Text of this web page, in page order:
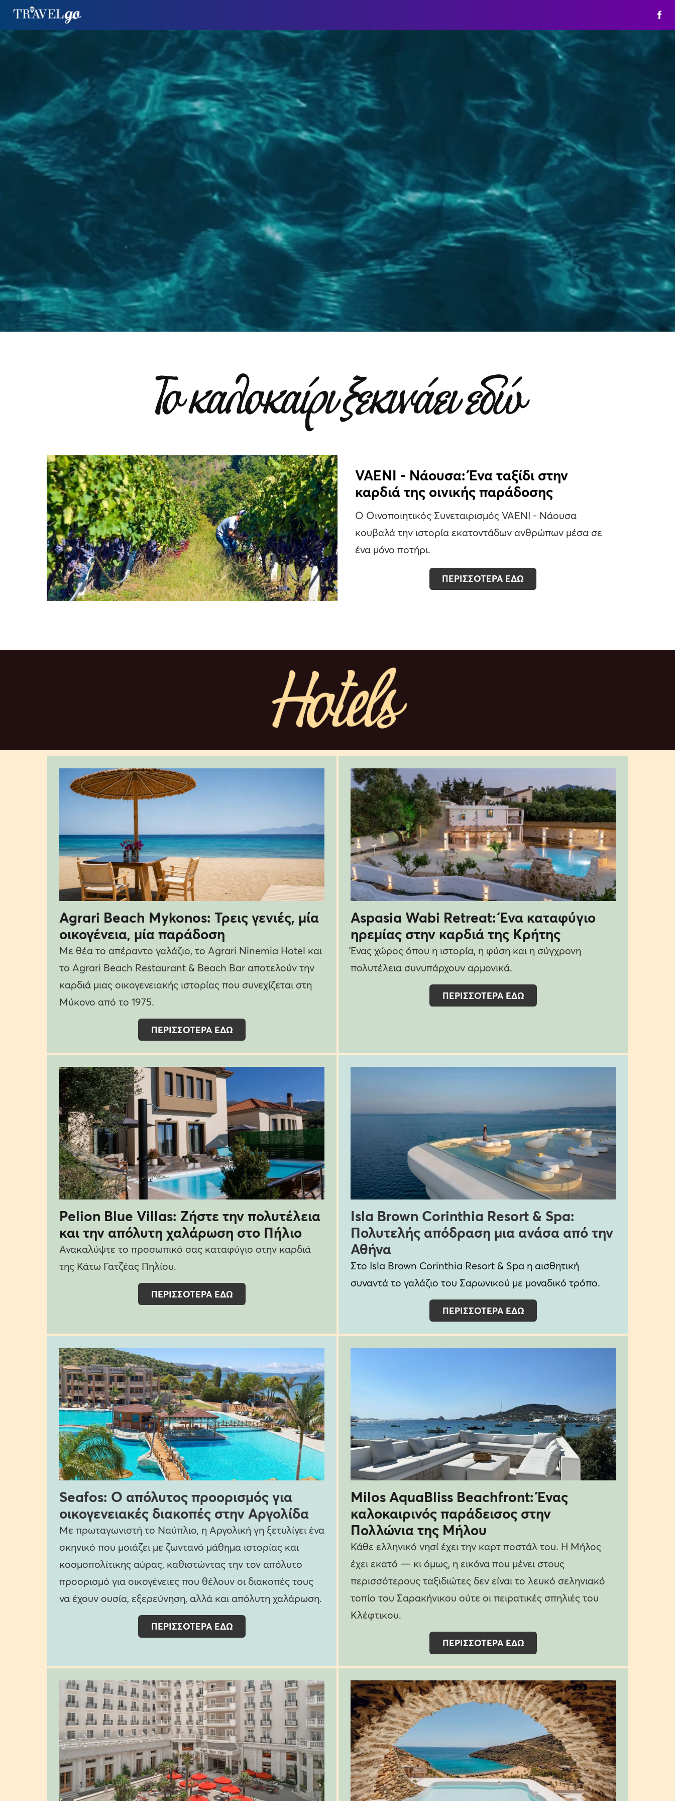
VAENI - Νάουσα: Ένα ταξίδι στην
καρδιά της οινικής παράδοσης
Ο Οινοποιητικός Συνεταιρισμός VAENI - Νάουσα
κουβαλά την ιστορία εκατοντάδων ανθρώπων μέσα σε
ένα μόνο ποτήρι.
ΠΕΡΙΣΣΟΤΕΡΑ ΕΔΩ
Agrari Beach Mykonos: Τρεις γενιές, μία
οικογένεια, μία παράδοση
Με θέα το απέραντο γαλάζιο, το Agrari Ninemia Hotel και
το Agrari Beach Restaurant & Beach Bar αποτελούν την
καρδιά μιας οικογενειακής ιστορίας που συνεχίζεται στη
Μύκονο από το 1975.
ΠΕΡΙΣΣΟΤΕΡΑ ΕΔΩ
Aspasia Wabi Retreat: Ένα καταφύγιο
ηρεμίας στην καρδιά της Κρήτης
Ένας χώρος όπου η ιστορία, η φύση και η σύγχρονη
πολυτέλεια συνυπάρχουν αρμονικά.
ΠΕΡΙΣΣΟΤΕΡΑ ΕΔΩ
Pelion Blue Villas: Ζήστε την πολυτέλεια
και την απόλυτη χαλάρωση στο Πήλιο
Ανακαλύψτε το προσωπικό σας καταφύγιο στην καρδιά
της Κάτω Γατζέας Πηλίου.
ΠΕΡΙΣΣΟΤΕΡΑ ΕΔΩ
Isla Brown Corinthia Resort & Spa:
Πολυτελής απόδραση μια ανάσα από την
Αθήνα
Στο Isla Brown Corinthia Resort & Spa η αισθητική
συναντά το γαλάζιο του Σαρωνικού με μοναδικό τρόπο.
ΠΕΡΙΣΣΟΤΕΡΑ ΕΔΩ
Seafos: Ο απόλυτος προορισμός για
οικογενειακές διακοπές στην Αργολίδα
Με πρωταγωνιστή το Ναύπλιο, η Αργολική γη ξετυλίγει ένα
σκηνικό που μοιάζει με ζωντανό μάθημα ιστορίας και
κοσμοπολίτικης αύρας, καθιστώντας την τον απόλυτο
προορισμό για οικογένειες που θέλουν οι διακοπές τους
να έχουν ουσία, εξερεύνηση, αλλά και απόλυτη χαλάρωση.
ΠΕΡΙΣΣΟΤΕΡΑ ΕΔΩ
Milos AquaBliss Beachfront: Ένας
καλοκαιρινός παράδεισος στην
Πολλώνια της Μήλου
Κάθε ελληνικό νησί έχει την καρτ ποστάλ του. Η Μήλος
έχει εκατό — κι όμως, η εικόνα που μένει στους
περισσότερους ταξιδιώτες δεν είναι το λευκό σεληνιακό
τοπίο του Σαρακήνικου ούτε οι πειρατικές σπηλιές του
Κλέφτικου.
ΠΕΡΙΣΣΟΤΕΡΑ ΕΔΩ